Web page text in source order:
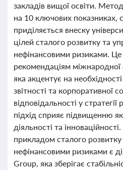
закладів вищої освіти.
на 10 ключових показниках,
приділяється внеску
цілей сталого розвитку та
нефінансовими ризиками. Це
рекомендаціям міжнародної
яка акцентує на необхідності
звітності та корпоративної
відповідальності у
підхід сприяє підвищенню
діяльності та
прикладом сталого розвитку
нефінансовими ризиками є
Group, яка зберігає